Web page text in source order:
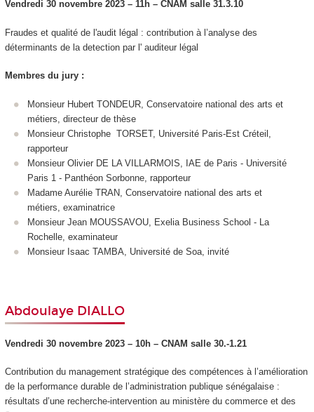
Vendredi 30 novembre 2023 – 11h – CNAM salle 31.3.10
Fraudes et qualité de l'audit légal : contribution à l’analyse des
déterminants de la detection par l' auditeur légal
Membres du jury :
Monsieur Hubert TONDEUR, Conservatoire national des arts et
métiers, directeur de thèse
Monsieur Christophe TORSET, Université Paris-Est Créteil,
rapporteur
Monsieur Olivier DE LA VILLARMOIS, IAE de Paris - Université
Paris 1 - Panthéon Sorbonne, rapporteur
Madame Aurélie TRAN, Conservatoire national des arts et
métiers, examinatrice
Monsieur Jean MOUSSAVOU, Exelia Business School - La
Rochelle, examinateur
Monsieur Isaac TAMBA, Université de Soa, invité
Abdoulaye DIALLO
Vendredi 30 novembre 2023 – 10h – CNAM salle 30.-1.21
Contribution du management stratégique des compétences à l’amélioration
de la performance durable de l’administration publique sénégalaise :
résultats d’une recherche-intervention au ministère du commerce et des